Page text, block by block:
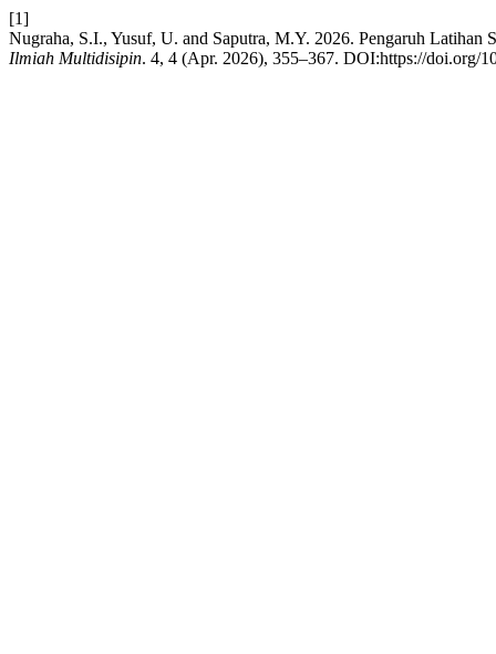
[1]
Nugraha, S.I., Yusuf, U. and Saputra, M.Y. 2026. Pengaruh
Ilmiah Multidisipin. 4, 4 (Apr. 2026), 355–367. DOI:https://doi.org/